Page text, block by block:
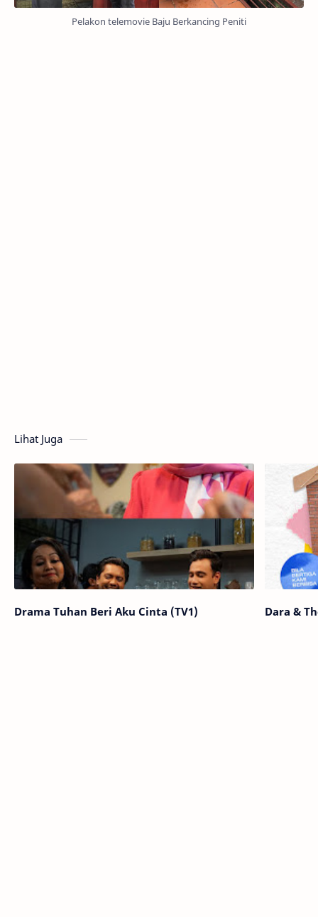
Pelakon telemovie Baju Berkancing Peniti
Lihat Juga
Drama Tuhan Beri Aku Cinta (TV1) Dara &